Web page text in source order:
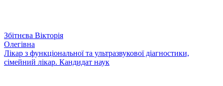
Збітнєва Вікторія
Олегівна
Лікар з функціональної та ультразвукової діагностики,
сімейний лікар. Кандидат наук